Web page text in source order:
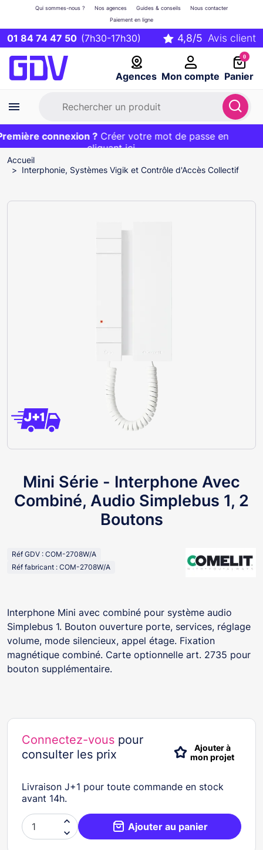
01 84 74 47 50 (7h30-17h30)
Agences Mon compte
Qui sommes-nous ? Nos agences Guides & conseils
Nous contacter
Paiement en ligne
0
Panier
Première commande ?20€ OFFERT sur votre panier
et livraison 24/48h gratuite avec le codeBIENVENUE
connexion ?Créer votre mot de passe en
cliquant ici
EXCLU WEB :
Accueil
Interphonie, Systèmes Vigik et Contrôle d'Accès Collectif
Mini Série - Interphone Avec
Combiné, Audio Simplebus 1, 2
Boutons
Réf GDV : COM-2708W/A
Réf fabricant : COM-2708W/A
Interphone Mini avec combiné pour système audio
Simplebus 1. Bouton ouverture porte, services, réglage
volume, mode silencieux, appel étage. Fixation
magnétique combiné. Carte optionnelle art. 2735 pour
bouton supplémentaire.
Connectez-vous pour
consulter les prix
Ajouter à
mon projet
Livraison J+1 pour toute commande en stock
avant 14h.

 Ajouter au panier